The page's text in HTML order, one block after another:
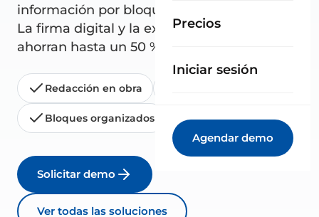
Precios
Iniciar sesión
Agendar demo
información por bloques durante la visita.
La firma digital y la exportación a PDF te
ahorran hasta un 50 % de tiempo.
Redacción en obra
Bloques organizados Exportación PDF
Solicitar demo
Ver todas las soluciones